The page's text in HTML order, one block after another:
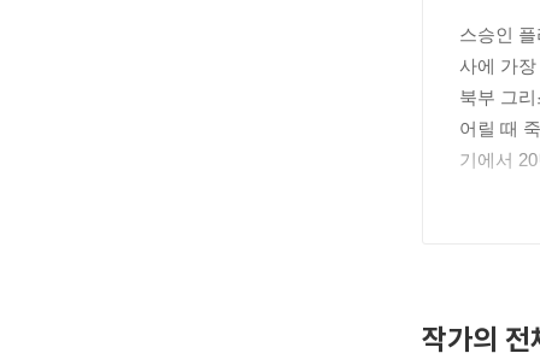
스승인
사에 가
북부 그
어릴 때
기에서
었다.
작가의 전